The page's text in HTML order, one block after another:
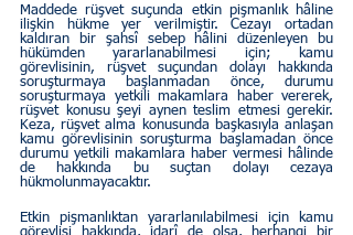
Maddede rüşvet suçunda etkin pişmanlık hâline
ilişkin hükme yer verilmiştir. Cezayı ortadan
kaldıran bir şahsî sebep hâlini düzenleyen bu
hükümden yararlanabilmesi için; kamu
görevlisinin, rüşvet suçundan dolayı hakkında
soruşturmaya başlanmadan önce, durumu
soruşturmaya yetkili makamlara haber vererek,
rüşvet konusu şeyi aynen teslim etmesi gerekir.
Keza, rüşvet alma konusunda başkasıyla anlaşan
kamu görevlisinin soruşturma başlamadan önce
durumu yetkili makamlara haber vermesi hâlinde
de hakkında bu suçtan dolayı cezaya
hükmolunmayacaktır.
Etkin pişmanlıktan yararlanılabilmesi için kamu